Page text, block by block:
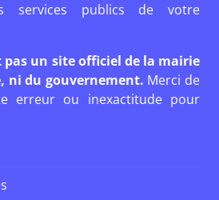
services publics de votre
un site officiel de la mairie
ni du gouvernement. Merci de
erreur ou inexactitude pour